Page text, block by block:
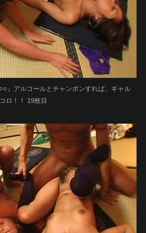
』アルコールとチャンポンすれば、ギャル
ロ！！ 19枚目